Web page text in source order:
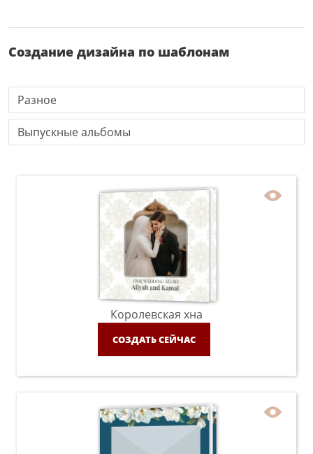
Создание дизайна по шаблонам
Разное
Выпускные альбомы
Королевская хна
СОЗДАТЬ СЕЙЧАС